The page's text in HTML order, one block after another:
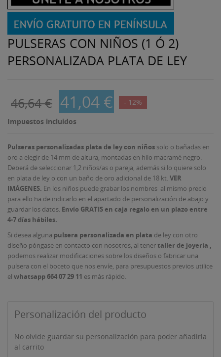
PULSERAS CON NIÑOS (1 Ó 2)
PERSONALIZADA PLATA DE LEY
46,64 € 41,04 € - 12%
Impuestos incluidos
Pulseras personalizadas plata de ley con niños solo o bañadas en
oro a elegir de 14 mm de altura, montadas en hilo macramé negro.
Deberá de seleccionar 1,2 niños/as o pareja, además si lo quiere solo
en plata de ley o con un baño de oro adicional de 18 kt. VER
IMÁGENES. En los niños puede grabar los nombres al mismo precio
para ello ha de indicarlo en el apartado de personalización de abajo y
guardar los datos. Envío GRATIS en caja regalo en un plazo entre
4-7 días hábiles.
Si desea alguna pulsera personalizada en plata de ley con otro
diseño póngase en contacto con nosotros, al tenertaller de joyería ,
podemos realizar modificaciones sobre los diseños o fabricar una
pulsera con el boceto que nos envíe, para presupuestos previos utilice
el whatsapp 664 07 29 11 es más rápido.
Personalización del producto
No olvide guardar su personalización para poder añadirla
al carrito